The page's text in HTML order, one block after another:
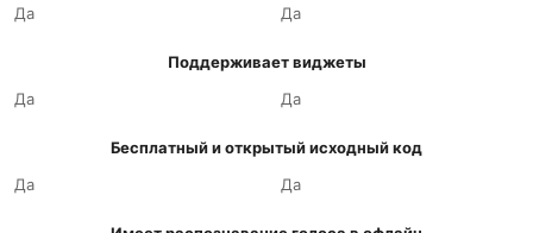
Да
Да
Поддерживает виджеты
Да
Да
Бесплатный и открытый исходный код
Да
Да